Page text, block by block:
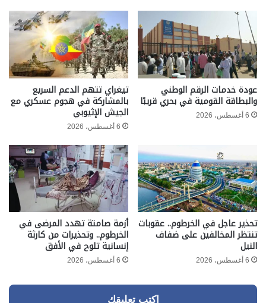
عودة خدمات الرقم الوطني
والبطاقة القومية في بحري قريبًا
6 أغسطس، 2026
تيغراي تتهم الدعم السريع
بالمشاركة في هجوم عسكري مع
الجيش الإثيوبي
6 أغسطس، 2026
تحذير عاجل في الخرطوم.. عقوبات
تنتظر المخالفين على ضفاف
النيل
6 أغسطس، 2026
أزمة صامتة تهدد المرضى في
الخرطوم.. وتحذيرات من كارثة
إنسانية تلوح في الأفق
6 أغسطس، 2026
اكتب تعليقك